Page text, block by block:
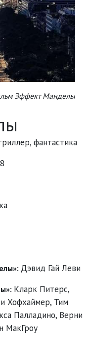
Эффект Манделы
фантастика
Дэвид Гай Леви
Кларк Питерс,
Хофхаймер, Тим
Палладино, Верни
МакГроу